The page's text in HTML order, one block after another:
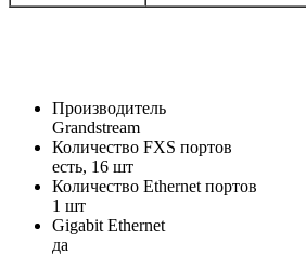
Производитель
Grandstream
Количество FXS портов
есть, 16 шт
Количество Ethernet портов
1 шт
Gigabit Ethernet
да